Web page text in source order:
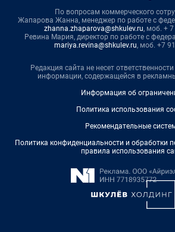
По вопросам коммерческого
Жапарова Жанна, менеджер по работе с
zhanna.zhaparova@shkulev.ru, моб. +
Ревина Мария, директор по работе с
mariya.revina@shkulev.ru, моб. +7
Редакция сайта не несет
информации, содержащейся в
Информация об
Политика использования
Рекомендательные
Политика конфиденциальности и обработки
правила использования